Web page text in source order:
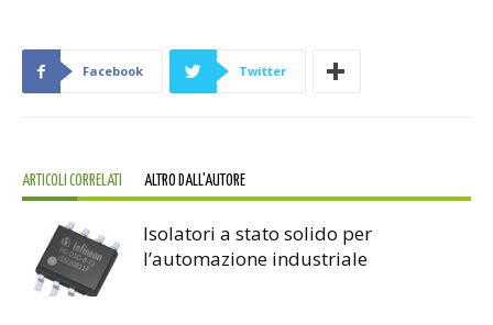
Facebook Twitter
ARTICOLI CORRELATI ALTRO DALL'AUTORE
Isolatori a stato solido per
l’automazione industriale